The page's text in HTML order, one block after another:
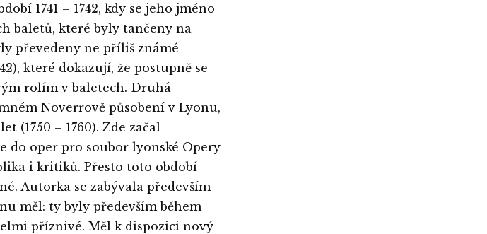
1741 – 1742, kdy se jeho jméno
baletů, které byly tančeny na
převedeny ne příliš známé
které dokazují, že postupně se
rolím v baletech. Druhá
Noverrově působení v Lyonu,
(1750 – 1760). Zde začal
do oper pro soubor lyonské Opery
i kritiků. Přesto toto období
Autorka se zabývala především
měl: ty byly především během
příznivé. Měl k dispozici nový